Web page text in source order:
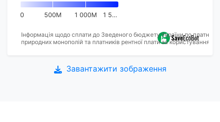
Інформація щодо сплати до Зведеного бюджету України по
природних монополій та платників рентної плати за користування
0 500M 1 000M 1 5…
Завантажити зображення